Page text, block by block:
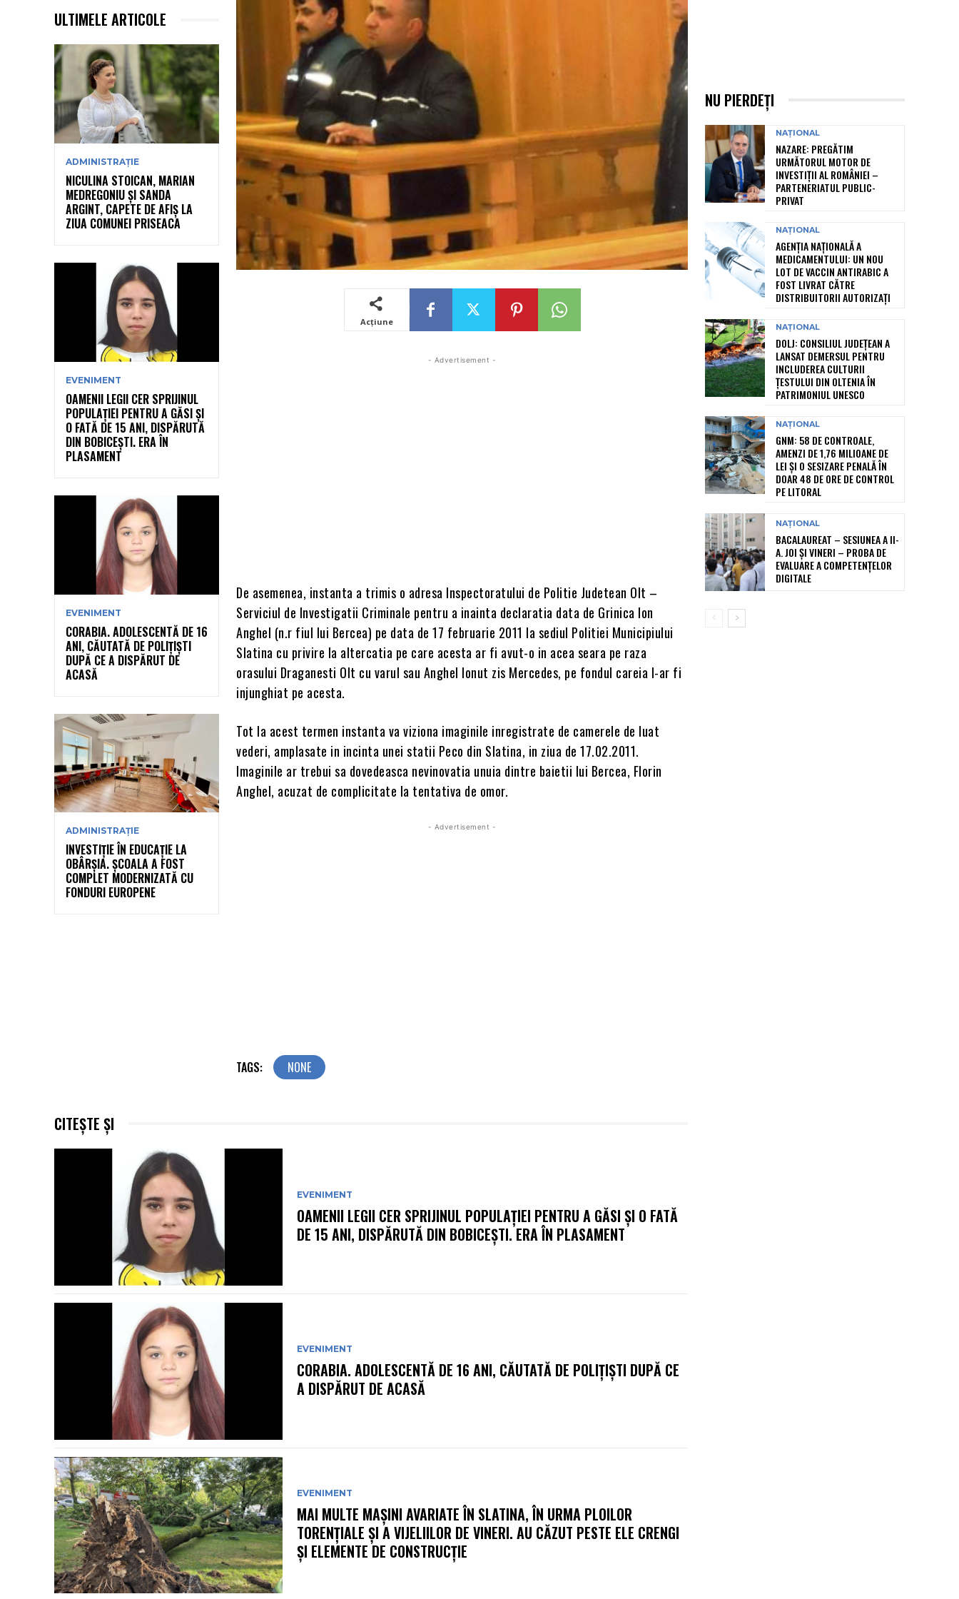
ULTIMELE ARTICOLE
ADMINISTRAȚIE
NICULINA STOICAN, MARIAN
MEDREGONIU ȘI SANDA
ARGINT, CAPETE DE AFIȘ LA
ZIUA COMUNEI PRISEACA
EVENIMENT
OAMENII LEGII CER SPRIJINUL
POPULAȚIEI PENTRU A GĂSI ȘI
O FATĂ DE 15 ANI, DISPĂRUTĂ
DIN BOBICEȘTI. ERA ÎN
PLASAMENT
EVENIMENT
CORABIA. ADOLESCENTĂ DE 16
ANI, CĂUTATĂ DE POLIȚIȘTI
DUPĂ CE A DISPĂRUT DE
ACASĂ
ADMINISTRAȚIE
INVESTIȚIE ÎN EDUCAȚIE LA
OBÂRȘIA. ȘCOALA A FOST
COMPLET MODERNIZATĂ CU
FONDURI EUROPENE
Acțiune
- Advertisement -
De asemenea, instanta a trimis o adresa Inspectoratului de Politie Judetean Olt –
Serviciul de Investigatii Criminale pentru a inainta declaratia data de Grinica Ion
Anghel (n.r fiul lui Bercea) pe data de 17 februarie 2011 la sediul Politiei Municipiului
Slatina cu privire la altercatia pe care acesta ar fi avut-o in acea seara pe raza
orasului Draganesti Olt cu varul sau Anghel Ionut zis Mercedes, pe fondul careia l-ar fi
injunghiat pe acesta.
Tot la acest termen instanta va viziona imaginile inregistrate de camerele de luat
vederi, amplasate in incinta unei statii Peco din Slatina, in ziua de 17.02.2011.
Imaginile ar trebui sa dovedeasca nevinovatia unuia dintre baietii lui Bercea, Florin
Anghel, acuzat de complicitate la tentativa de omor.
- Advertisement -
TAGS: NONE
CITEȘTE ȘI
EVENIMENT
OAMENII LEGII CER SPRIJINUL POPULAȚIEI PENTRU A GĂSI ȘI O FATĂ
DE 15 ANI, DISPĂRUTĂ DIN BOBICEȘTI. ERA ÎN PLASAMENT
EVENIMENT
CORABIA. ADOLESCENTĂ DE 16 ANI, CĂUTATĂ DE POLIȚIȘTI DUPĂ CE
A DISPĂRUT DE ACASĂ
EVENIMENT
MAI MULTE MAȘINI AVARIATE ÎN SLATINA, ÎN URMA PLOILOR
TORENȚIALE ȘI A VIJELIILOR DE VINERI. AU CĂZUT PESTE ELE CRENGI
ȘI ELEMENTE DE CONSTRUCȚIE
NU PIERDEȚI
NAȚIONAL
NAZARE: PREGĂTIM
URMĂTORUL MOTOR DE
INVESTIȚII AL ROMÂNIEI –
PARTENERIATUL PUBLIC-
PRIVAT
NAȚIONAL
AGENȚIA NAȚIONALĂ A
MEDICAMENTULUI: UN NOU
LOT DE VACCIN ANTIRABIC A
FOST LIVRAT CĂTRE
DISTRIBUITORII AUTORIZAȚI
NAȚIONAL
DOLJ: CONSILIUL JUDEȚEAN A
LANSAT DEMERSUL PENTRU
INCLUDEREA CULTURII
ȚESTULUI DIN OLTENIA ÎN
PATRIMONIUL UNESCO
NAȚIONAL
GNM: 58 DE CONTROALE,
AMENZI DE 1,76 MILIOANE DE
LEI ȘI O SESIZARE PENALĂ ÎN
DOAR 48 DE ORE DE CONTROL
PE LITORAL
NAȚIONAL
BACALAUREAT – SESIUNEA A II-
A. JOI ȘI VINERI – PROBA DE
EVALUARE A COMPETENȚELOR
DIGITALE